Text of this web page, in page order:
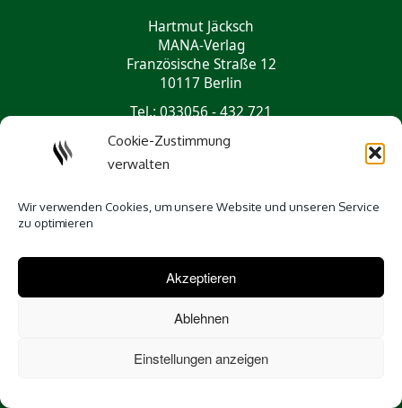
Cookie-Zustimmung
verwalten
Wir verwenden Cookies, um unsere Website und unseren Service
zu optimieren
Akzeptieren
Ablehnen
Einstellungen anzeigen
Hartmut Jäcksch
MANA-Verlag
Französische Straße 12
10117 Berlin
Tel.: 033056 - 432 721
Social Media